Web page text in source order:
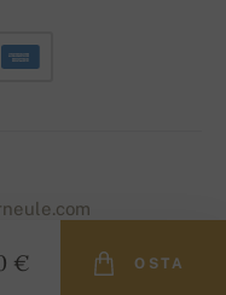
€ OSTA
by Simplia.cz.